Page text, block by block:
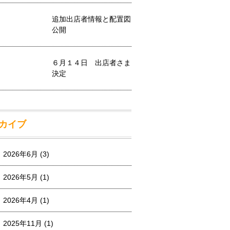
追加出店者情報と配置図
公開
６月１４日 出店者さま
決定
イブ
2026年6月 (3)
2026年5月 (1)
2026年4月 (1)
2025年11月 (1)